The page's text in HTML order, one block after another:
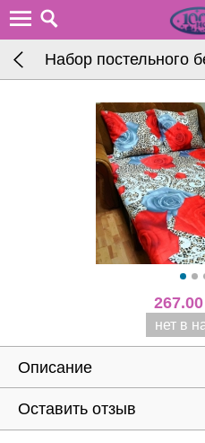
Набор постельного
267.00
нет в
Описание
Оставить отзыв